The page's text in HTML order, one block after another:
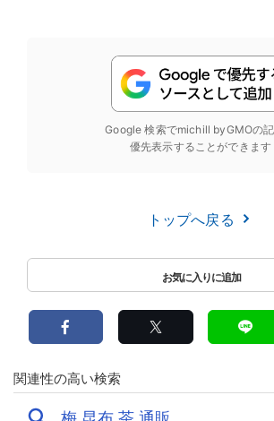
Google 検索でmichill byGMOの
優先表示することができます
トップへ戻る